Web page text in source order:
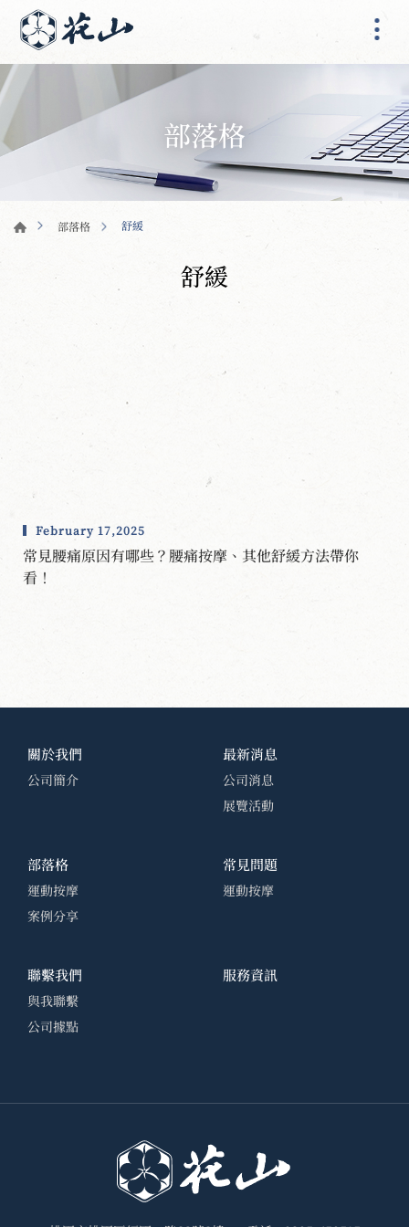
部落格
部落格 舒緩
舒緩
February 17,2025
常見腰痛原因有哪些？腰痛按摩、其他舒緩方法帶你
看！
關於我們
公司簡介
最新消息
公司消息
展覽活動
部落格
運動按摩
案例分享
常見問題
運動按摩
聯繫我們
與我聯繫
公司據點
服務資訊